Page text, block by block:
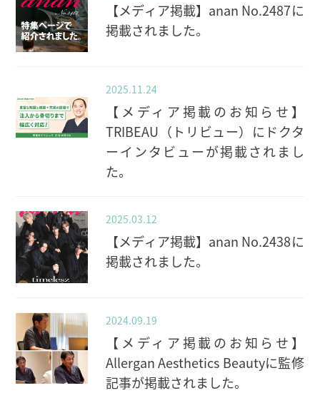
【メディア掲載】anan No.2487に
掲載されました。
2025.11.24
【メディア掲載のお知らせ】
TRIBEAU（トリビュー）にドクタ
ーインタビューが掲載されまし
た。
2025.03.12
【メディア掲載】anan No.2438に
掲載されました。
2024.09.19
【メディア掲載のお知らせ】
Allergan Aesthetics Beautyに監修
記事が掲載されました。